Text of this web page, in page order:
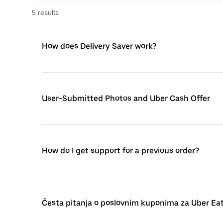
5 results
How does Delivery Saver work?
User-Submitted Photos and Uber Cash Offer
How do I get support for a previous order?
Česta pitanja o poslovnim kuponima za Uber